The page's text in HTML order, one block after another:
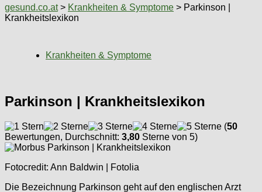
gesund.co.at> Krankheiten & Symptome > Parkinson |
Krankheitslexikon
Krankheiten & Symptome
Parkinson | Krankheitslexikon
(50
Bewertungen, Durchschnitt: 3,80 Sterne von 5)
Fotocredit: Ann Baldwin | Fotolia
Die Bezeichnung Parkinson geht auf den englischen Arzt